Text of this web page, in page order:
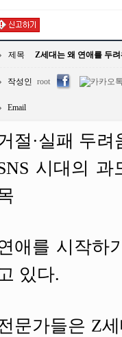
제목 Z세대는 왜 연애를 두
작성인 root
Email
절·실패 두
시대의
애를 시작하
있다.
문가들은 Z